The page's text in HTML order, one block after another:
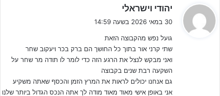
במקביל, מכבי ת"א אירחה בקריית שלום את הפועל ת"א לדרבי האחרון
של העונה. האדומים הגיעו לאחר הזכייה בגביע המדינה עם שישייה
יהודי וישראלי
ב
:
30 במאי 2026 בשעה 14:59
גועל נפש מהקבוצה הזאת
שתי קרני אור בתוך כל החושך הם ברק בכר ויעקוב שחר
ואני מבקש לנצל את הרגע הזה כדי לומר לו תודה מר שחר על
השקעה רבת שנים בקבוצה
גם אנחנו יכולים לראות את המרץ הזמן והכסף שאתה משקיע
אני באופן אישי מאוד מאוד מודה לך אתה הנכס הגדול ביותר שלנו